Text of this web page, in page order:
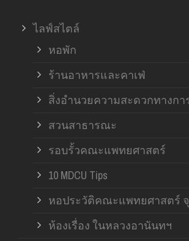
ไลฟ์สไตล์
หอพัก
ร้านอาหารและคาเฟ่
สิ่งอำนวยความสะดวกทางกา
สวนสาธารณะ
รอบรั้วคณะแพทยศาสตร์
10 MDCU Tips
หอประวัติคณะแพทยศาสตร์
ห้องเรื่อง ในหลวงอานันทฯ